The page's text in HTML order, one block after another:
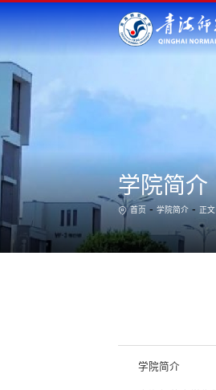
学院简介
首页 - 学院简介 - 正文
学院简介